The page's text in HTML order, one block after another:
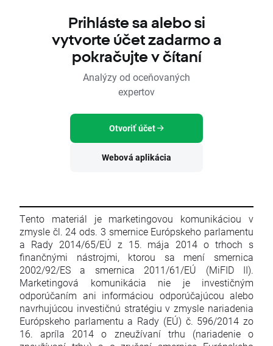
Prihláste sa alebo si
vytvorte účet zadarmo a
pokračujte v čítaní
Analýzy od oceňovaných
expertov
Otvoriť účet
Webová aplikácia
Tento materiál je marketingovou komunikáciou v
zmysle čl. 24 ods. 3 smernice Európskeho parlamentu
a Rady 2014/65/EÚ z 15. mája 2014 o trhoch s
finančnými nástrojmi, ktorou sa mení smernica
2002/92/ES a smernica 2011/61/EÚ (MiFID II).
Marketingová komunikácia nie je investičným
odporúčaním ani informáciou odporúčajúcou alebo
navrhujúcou investičnú stratégiu v zmysle nariadenia
Európskeho parlamentu a Rady (EÚ) č. 596/2014 zo
16. apríla 2014 o zneužívaní trhu (nariadenie o